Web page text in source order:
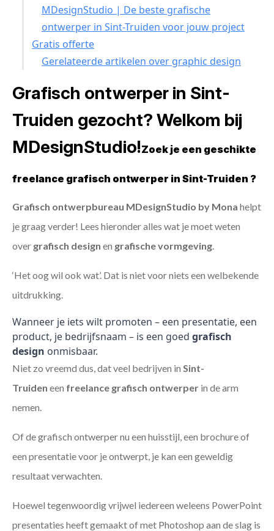
MDesignStudio | De beste grafische
ontwerper in Sint-Truiden voor jouw project
Gratis offerte
Gerelateerde artikelen over graphic design
Grafisch ontwerper in Sint-
Truiden gezocht? Welkom bij
MDesignStudio!Zoek je een geschikte
freelance grafisch ontwerper in Sint-Truiden ?
Grafisch ontwerpbureau MDesignStudio by Mona helpt
je graag verder! Lees hieronder alles wat je moet weten
over grafisch design en grafische vormgeving
‘Het oog wil ook wat’. Dat is niet voor niets een welbekende
uitdrukking.
Wanneer je iets wilt promoten – een presentatie, een
product, je bedrijfsnaam – is een goed grafisch
design onmisbaar.
Niet zo vreemd dus, dat veel bedrijven in Sint-
Truiden een freelance grafisch ontwerper in de arm
nemen.
Of de grafisch ontwerper nu een huisstijl, een brochure of
een presentatie voor je ontwerpt, je kan een geweldig
resultaat verwachten.
Hoewel tegenwoordig vrijwel iedereen weleens PowerPoint
presentaties heeft gemaakt of met Photoshop aan de slag is